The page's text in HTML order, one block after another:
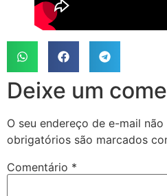
Deixe um
O seu endereço de e-mail
obrigatórios são marcados
Comentário *